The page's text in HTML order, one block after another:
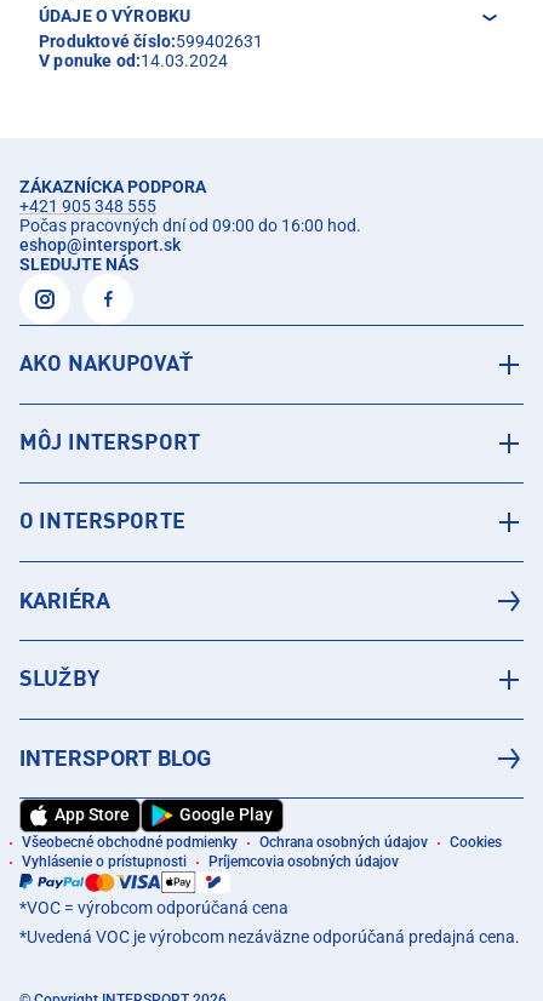
ÚDAJE O VÝROBKU
Produktové číslo:599402631
V ponuke od:14.03.2024
ZÁKAZNÍCKA PODPORA
+421 905 348 555
Počas pracovných dní od 09:00 do 16:00 hod.
eshop@intersport.sk
SLEDUJTE NÁS
AKO NAKUPOVAŤ
MÔJ INTERSPORT
O INTERSPORTE
KARIÉRA
SLUŽBY
INTERSPORT BLOG
App Store Google Play
Všeobecné obchodné podmienky Ochrana osobných údajov
Cookies
Vyhlásenie o prístupnosti
Príjemcovia osobných údajov
*VOC = výrobcom odporúčaná cena
*Uvedená VOC je výrobcom nezáväzne odporúčaná predajná cena.